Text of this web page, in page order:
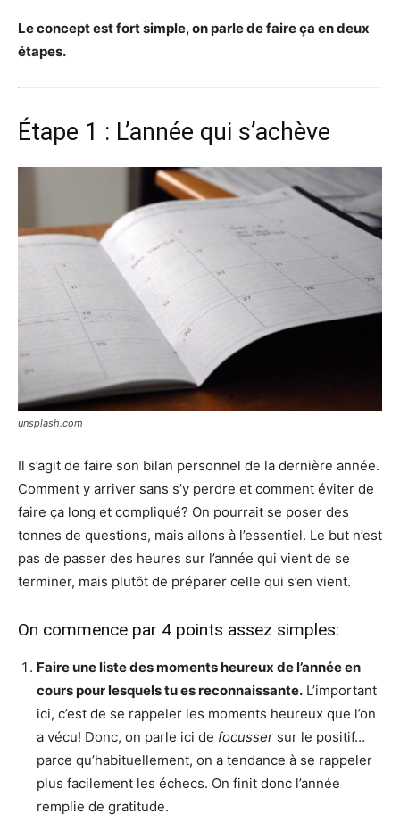
Le concept est fort simple, on parle de faire ça en deux
étapes.
Étape 1 : L’année qui s’achève
unsplash.com
Il s’agit de faire son bilan personnel de la dernière année.
Comment y arriver sans s’y perdre et comment éviter de
faire ça long et compliqué? On pourrait se poser des
tonnes de questions, mais allons à l’essentiel. Le but n’est
pas de passer des heures sur l’année qui vient de se
terminer, mais plutôt de préparer celle qui s’en vient.
On commence par 4 points assez simples:
Faire une liste des moments heureux de l’année en
cours pour lesquels tu es reconnaissante. L’important
ici, c’est de se rappeler les moments heureux que l’on
a vécu! Donc, on parle ici de focusser sur le positif…
parce qu’habituellement, on a tendance à se rappeler
plus facilement les échecs. On finit donc l’année
remplie de gratitude.